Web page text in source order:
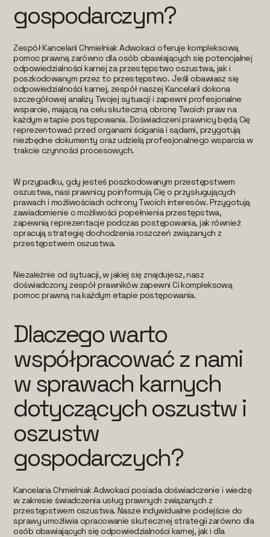
gospodarczym?
Zespół Kancelarii Chmielniak Adwokaci oferuje kompleksową
pomoc prawną zarówno dla osób obawiających się potencjalnej
odpowiedzialności karnej za przestępstwo oszustwa, jak i
poszkodowanym przez to przestępstwo. Jeśli obawiasz się
odpowiedzialności karnej, zespół naszej Kancelarii dokona
szczegółowej analizy Twojej sytuacji i zapewni profesjonalne
wsparcie, mającą na celu skuteczną obronę Twoich praw na
każdym etapie postępowania. Doświadczeni prawnicy będą Cię
reprezentować przed organami ścigania i sądami, przygotują
niezbędne dokumenty oraz udzielą profesjonalnego wsparcia w
trakcie czynności procesowych.
W przypadku, gdy jesteś poszkodowanym przestępstwem
oszustwa, nasi prawnicy poinformują Cię o przysługujących
prawach i możliwościach ochrony Twoich interesów. Przygotują
zawiadomienie o możliwości popełnienia przestępstwa,
zapewnią reprezentacje podczas postępowania, jak również
opracują strategię dochodzenia roszczeń związanych z
przestępstwem oszustwa.
Niezależnie od sytuacji, w jakiej się znajdujesz, nasz
doświadczony zespół prawników zapewni Ci kompleksową
pomoc prawną na każdym etapie postępowania.
Dlaczego warto
współpracować z nami
w sprawach karnych
dotyczących oszustw i
oszustw
gospodarczych?
Kancelaria Chmielniak Adwokaci posiada doświadczenie i wiedzę
w zakresie świadczenia usług prawnych związanych z
przestępstwem oszustwa. Nasze indywidualne podejście do
sprawy umożliwia opracowanie skutecznej strategii zarówno dla
osób obawiających się odpowiedzialności karnej, jak i dla